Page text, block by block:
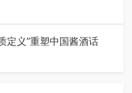
22日，2026“贵州村
定义”重塑中国酱酒话